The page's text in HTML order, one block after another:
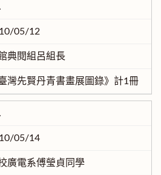
05/12
典閱組呂組長
臺灣先賢丹青書畫展圖錄》計1冊
05/14
廣電系傅瑩貞同學